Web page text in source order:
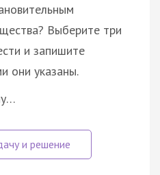
Выберите три
и запишите
они указаны.